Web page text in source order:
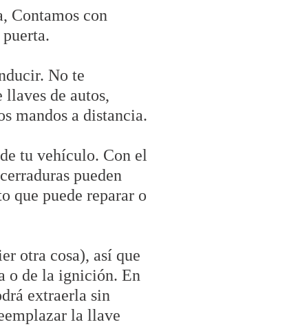
Contamos con
No te
de autos,
mandos a distancia.
tu vehículo. Con el
pueden
que puede reparar o
otra cosa), así que
o de la ignición. En
extraerla sin
la llave